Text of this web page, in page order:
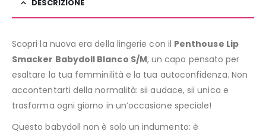
DESCRIZIONE
Scopri la nuova era della lingerie con il Penthouse Lip
Smacker Babydoll Blanco S/M, un capo pensato per
esaltare la tua femminilità e la tua autoconfidenza. Non
accontentarti della normalità: sii audace, sii unica e
trasforma ogni giorno in un’occasione speciale!
Questo babydoll non è solo un indumento: è